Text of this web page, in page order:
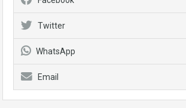
Twitter
WhatsApp
Email